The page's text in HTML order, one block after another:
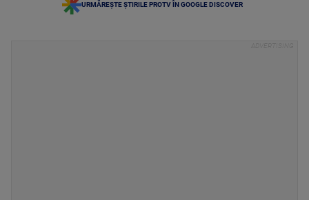
URMĂREȘTE ȘTIRILE PROTV ÎN GOOGLE DISCOVER